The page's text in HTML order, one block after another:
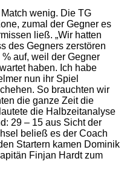
wenig. Die TG
zumal der Gegner es
ließ. „Wir hatten
des Gegners zerstören
auf, weil der Gegner
haben. Ich habe
nun ihr Spiel
So brauchten wir
die ganze Zeit die
die Halbzeitanalyse
29 – 15 aus Sicht der
beließ es der Coach
Startern kamen Dominik
Finjan Hardt zum